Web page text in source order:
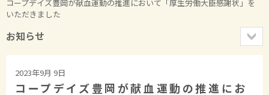
コープデイズ豊岡が献血運動の推進において「厚生労働大臣感謝状」を
いただきました
お知らせ
2023年9月 9日
コープデイズ豊岡が献血運動の推進にお